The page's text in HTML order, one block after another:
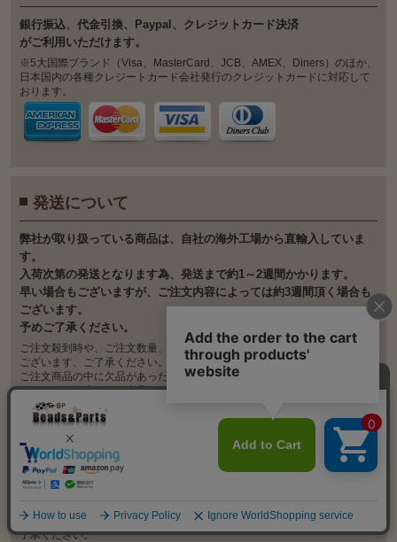
銀⾏振込、代⾦引換、Paypal、クレジットカード決済
がご利⽤いただけます。
※5大国際ブランド（Visa、MasterCard、JCB、AMEX、Diners）のほか、
日本国内の各種クレジートカード会社発行のクレジットカードに対応して
おります。
発送について
弊社が取り扱っている商品は、自社の海外工場から直輸入していま
す。
入荷次第の発送となります為、発送まで約1～2週間かかります。
早い場合もございますが、ご注文内容によっては約3週間頂く場合も
ございます。
予めご了承ください。
ご注文殺到時や、ご注文数量、種類が多い場合は、入荷が遅れる可能性が
ございます、ご了承ください。
ご注文商品の中に欠品があった場合には、その商品のみキャンセルさせて
いただき、在庫のある商品のみを発送させていただきます。
また、ご注文後の商品追加や、内容変更、同梱などはお受付しておりませ
ん。
返品について
不良又はご注文内容が違った場合には、商品の到着後7日間以内にご連絡く
ださい。
弊社が送料を負担させていただき、交換若しくは返金とさせていただきま
お客様のご都合による返品、交換につきましては、承っていませんのでご
了承ください。